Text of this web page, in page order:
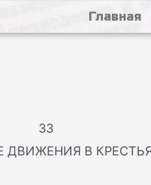
Главная
33
ДВИЖЕНИЯ В